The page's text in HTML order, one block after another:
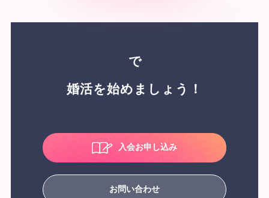
で
婚活を始めましょう！
入会お申し込み
お問い合わせ